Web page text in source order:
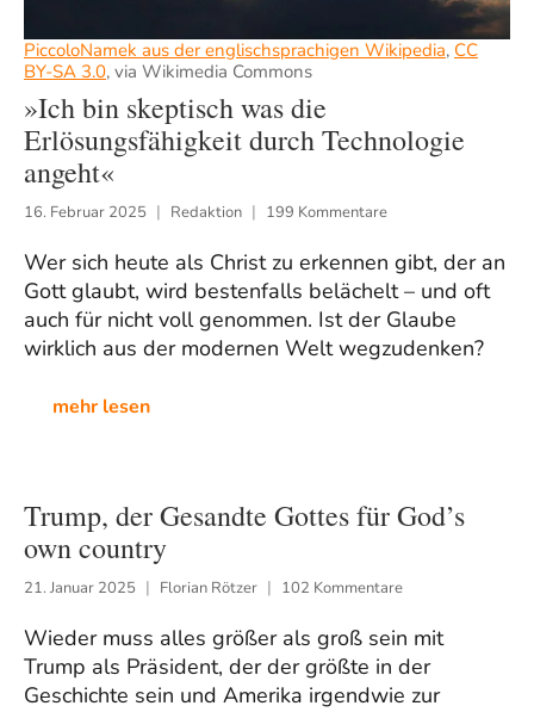
PiccoloNamek aus der englischsprachigen Wikipedia, CC
BY-SA 3.0, via Wikimedia Commons
»Ich bin skeptisch was die
Erlösungsfähigkeit durch Technologie
angeht«
16. Februar 2025 Redaktion 199 Kommentare
Wer sich heute als Christ zu erkennen gibt, der an
Gott glaubt, wird bestenfalls belächelt – und oft
auch für nicht voll genommen. Ist der Glaube
wirklich aus der modernen Welt wegzudenken?
mehr lesen
Trump, der Gesandte Gottes für God’s
own country
21. Januar 2025 Florian Rötzer 102 Kommentare
Wieder muss alles größer als groß sein mit
Trump als Präsident, der der größte in der
Geschichte sein und Amerika irgendwie zur